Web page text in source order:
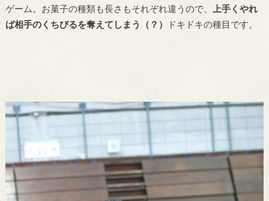
ゲーム。お菓子の種類も長さもそれぞれ違うので、
上手くやれ
ば相手のくちびるを奪えてしまう（？）
ドキドキの種目です。